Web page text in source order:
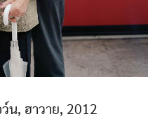
น, ฮาวาย, 2012